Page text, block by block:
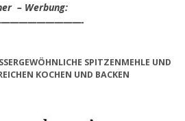
– Werbung:
SPITZENMEHLE UND V
KOCHEN UND BACKEN